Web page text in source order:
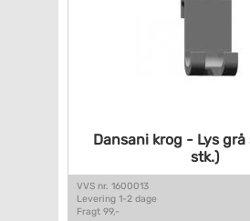
Dansani krog - Lys grå
stk.)
VVS nr. 1600013
Levering 1-2 dage
Fragt 99,-